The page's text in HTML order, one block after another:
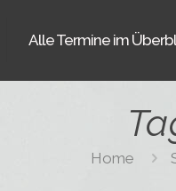
Alle Termine im
Home